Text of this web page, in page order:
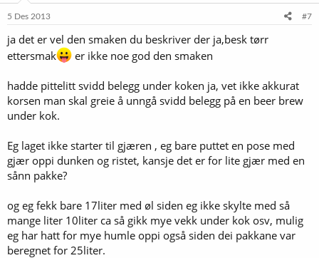
e
:
5 Des 2013 #7
ja det er vel den smaken du beskriver der ja,besk tørr
ettersmak
er ikke noe god den smaken
hadde pittelitt svidd belegg under koken ja, vet ikke akkurat
korsen man skal greie å unngå svidd belegg på en beer brew
under kok.
Eg laget ikke starter til gjæren , eg bare puttet en pose med
gjær oppi dunken og ristet, kansje det er for lite gjær med en
sånn pakke?
og eg fekk bare 17liter med øl siden eg ikke skylte med så
mange liter 10liter ca så gikk mye vekk under kok osv, mulig
eg har hatt for mye humle oppi også siden dei pakkane var
beregnet for 25liter.